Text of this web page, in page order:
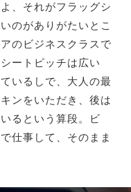
、それがフラッグシ
のがありがたいとこ
のビジネスクラスで
ートピッチは広い
いるしで、大人の最
ンをいただき、後は
るという算段。ビ
仕事して、そのまま